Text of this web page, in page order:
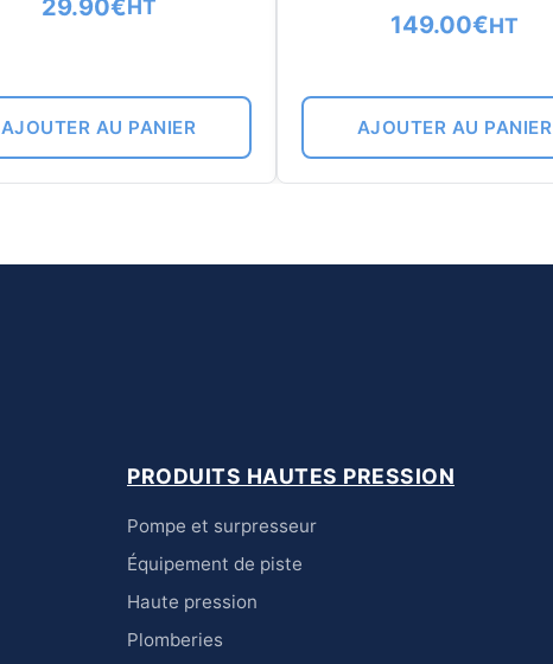
29.90€HT
AJOUTER AU PANIER
149.00€HT
AJOUTER AU PANIER
PRODUITS HAUTES PRESSION
Pompe et surpresseur
Équipement de piste
Haute pression
Plomberies